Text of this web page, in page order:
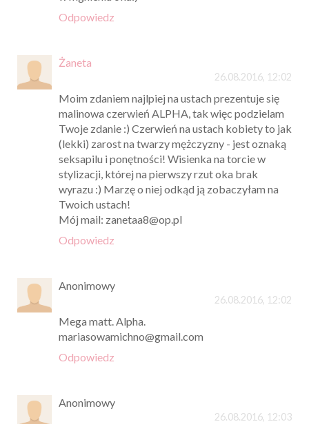
Odpowiedz
Żaneta
26.08.2016, 12:02
Moim zdaniem najlpiej na ustach prezentuje się
malinowa czerwień ALPHA, tak więc podzielam
Twoje zdanie :) Czerwień na ustach kobiety to jak
(lekki) zarost na twarzy mężczyzny - jest oznaką
seksapilu i ponętności! Wisienka na torcie w
stylizacji, której na pierwszy rzut oka brak
wyrazu :) Marzę o niej odkąd ją zobaczyłam na
Twoich ustach!
Mój mail: zanetaa8@op.pl
Odpowiedz
Anonimowy
26.08.2016, 12:02
Mega matt. Alpha.
mariasowamichno@gmail.com
Odpowiedz
Anonimowy
26.08.2016, 12:03